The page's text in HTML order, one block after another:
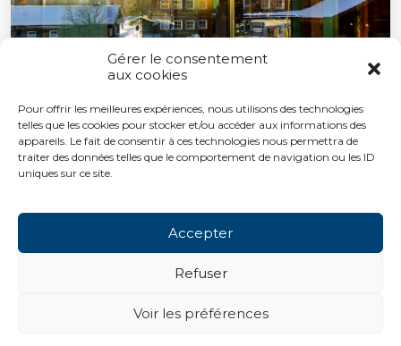
Gérer le consentement
aux cookies
Pour offrir les meilleures expériences, nous utilisons des technologies
telles que les cookies pour stocker et/ou accéder aux informations des
appareils. Le fait de consentir à ces technologies nous permettra de
traiter des données telles que le comportement de navigation ou les ID
uniques sur ce site.
Accepter
Refuser
Voir les préférences
Projets suivants